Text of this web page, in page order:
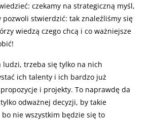
czekamy na strategiczną myśl,
pozwoli stwierdzić: tak znaleźliśmy się
wiedzą czego chcą i co ważniejsze
ludzi, trzeba się tylko na nich
ich talenty i ich bardzo już
i projekty. To naprawdę da
odważnej decyzji, by takie
nie wszystkim będzie się to